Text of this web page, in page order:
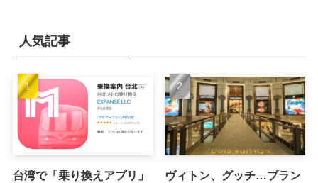
人気記事
台湾で「乗り換えアプリ」
ヴィトン、グッチ…ブラン